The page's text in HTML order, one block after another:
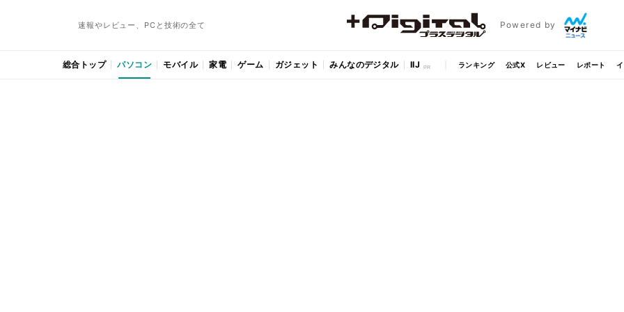
速報やレビュー、PCと技術の全て Powered by
総合トップ パソコン モバイル 家電 ゲーム ガジェット みんなのデジタル IIJ ランキング 公式X レビュー レポート